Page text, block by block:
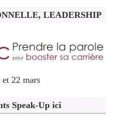
LEADERSHIP
22 mars
Speak-Up ici